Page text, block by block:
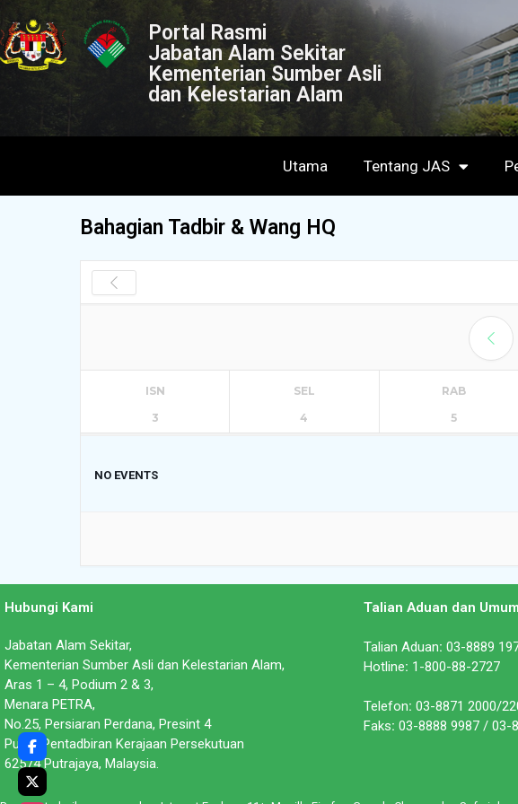
Portal Rasmi
Jabatan Alam Sekitar
Kementerian Sumber Asli
dan Kelestarian Alam
Utama Tentang JAS
Bahagian Tadbir & Wang HQ
ISN
3
SEL
4
RAB
5
NO EVENTS
Hubungi Kami
Jabatan Alam Sekitar,
Kementerian Sumber Asli dan Kelestarian Alam,
Aras 1 – 4, Podium 2 & 3,
Menara PETRA,
No.25, Persiaran Perdana, Presint 4
Pusat Pentadbiran Kerajaan Persekutuan
62574 Putrajaya, Malaysia.
Talian Aduan dan Umum
Talian Aduan: 03-8889
Hotline: 1-800-88-2727
Telefon: 03-8871 2000/
Faks: 03-8888 9987 / 03-